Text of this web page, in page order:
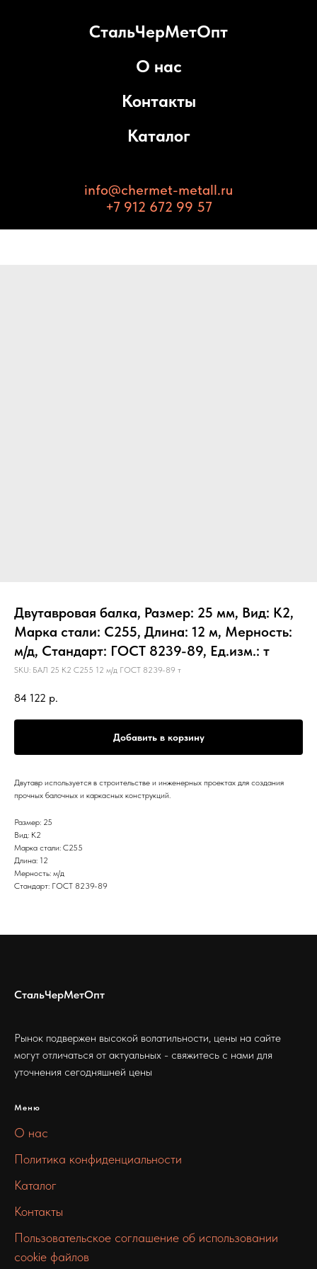
СтальЧерМетОпт
О нас
Контакты
Каталог
info@chermet-metall.ru
+7 912 672 99 57
Двутавровая балка, Размер: 25 мм, Вид: К2,
Марка стали: С255, Длина: 12 м, Мерность:
м/д, Стандарт: ГОСТ 8239-89, Ед.изм.: т
SKU: БАЛ 25 К2 С255 12 м/д ГОСТ 8239-89 т
84 122 р.
Добавить в корзину
Двутавр используется в строительстве и инженерных проектах для создания
прочных балочных и каркасных конструкций.
Размер: 25
Вид: К2
Марка стали: С255
Длина: 12
Мерность: м/д
Стандарт: ГОСТ 8239-89
СтальЧерМетОпт
Рынок подвержен высокой волатильности, цены на сайте
могут отличаться от актуальных - свяжитесь с нами для
уточнения сегодняшней цены
Меню
О нас
Политика конфиденциальности
Каталог
Контакты
Пользовательское соглашение об использовании
cookie файлов